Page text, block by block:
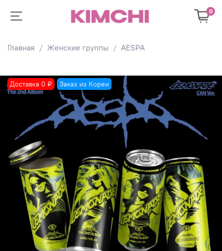
0
Главная Женские группы AESPA
Доставка 0 ₽ Заказ из Кореи